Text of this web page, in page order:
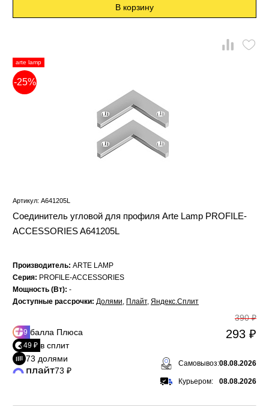
В корзину
arte lamp
-25%
Артикул: A641205L
Соединитель угловой для профиля Arte Lamp PROFILE-
ACCESSORIES A641205L
Производитель: ARTE LAMP
Серия: PROFILE-ACCESSORIES
Мощность (Вт): -
Доступные рассрочки: Долями, Плайт, Яндекс.Сплит
9 балла Плюса
49 ₽ в сплит
73 долями
73 ₽
390 ₽
293 ₽
Самовывоз:08.08.2026
Курьером: 08.08.2026